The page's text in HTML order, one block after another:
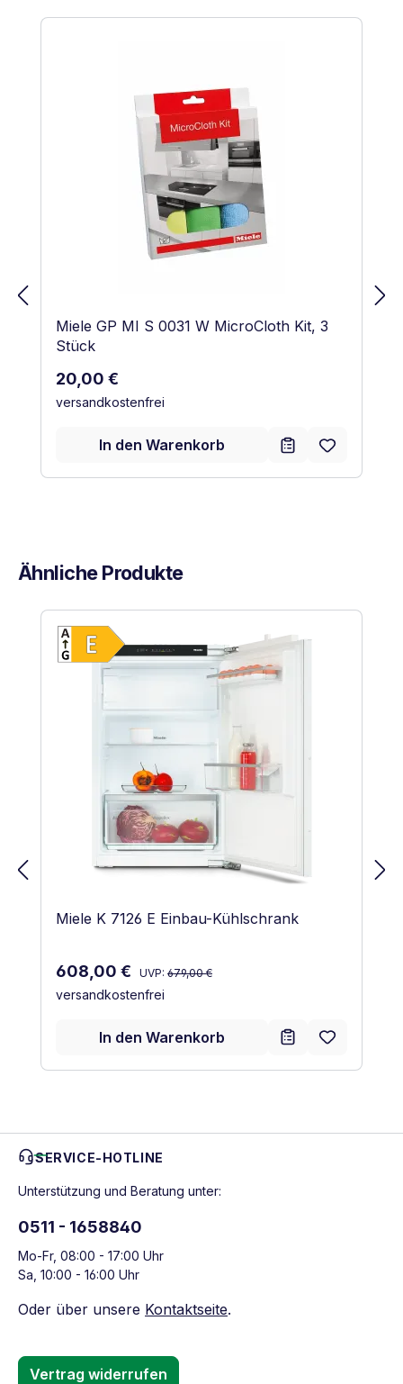
Produktgalerie überspringen
Miele GP MI S 0031 W MicroCloth Kit, 3
Stück
Regulärer Preis:
20,00 €
versandkostenfrei
In den Warenkorb
Ähnliche Produkte
Produktgalerie überspringen
Energieklasse E. Höchste bis
Miele K 7126 E Einbau-Kühlschrank
Verkaufspreis:
608,00 € Regulärer Preis:
UVP: 679,00 €
versandkostenfrei
In den Warenkorb
SERVICE-HOTLINE
Unterstützung und Beratung unter:
0511 - 1658840
Mo-Fr, 08:00 - 17:00 Uhr
Sa, 10:00 - 16:00 Uhr
Oder über unsere Kontaktseite.
Vertrag widerrufen